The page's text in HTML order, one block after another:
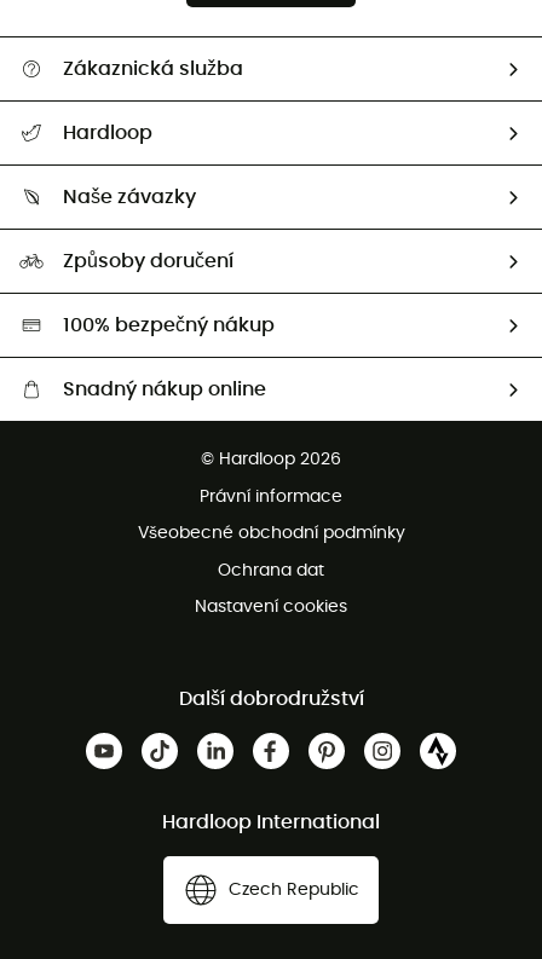
Zákaznická služba
Vrácení zboží a peněz
Hardloop
Naši Ambasadoři
Naše závazky
HardGreen
Způsoby doručení
100% bezpečný nákup
Snadný nákup online
Bezplatná zákaznická služba
© Hardloop 2026
Právní informace
Všeobecné obchodní podmínky
Ochrana dat
Nastavení cookies
Další dobrodružství
Hardloop International
Czech Republic